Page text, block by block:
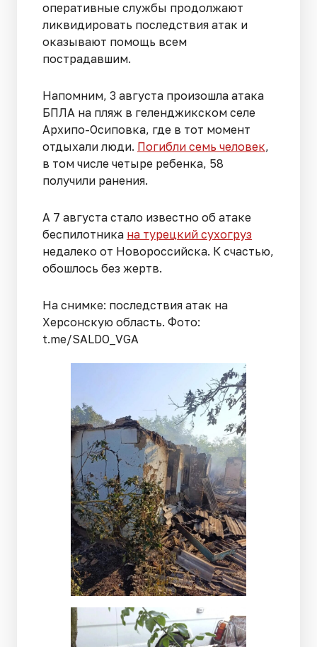
оперативные службы продолжают
ликвидировать последствия атак и
оказывают помощь всем
пострадавшим.
Напомним, 3 августа произошла атака
БПЛА на пляж в геленджикском селе
Архипо-Осиповка, где в тот момент
отдыхали люди. Погибли семь человек,
в том числе четыре ребенка, 58
получили ранения.
А 7 августа стало известно об атаке
беспилотника на турецкий сухогруз
недалеко от Новороссийска. К счастью,
обошлось без жертв.
На снимке: последствия атак на
Херсонскую область. Фото:
t.me/SALDO_VGA